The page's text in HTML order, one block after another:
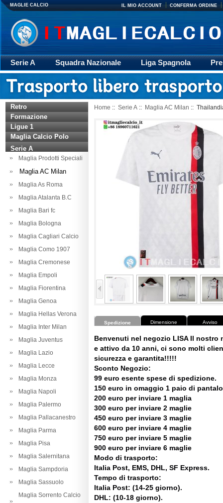
MAGLIE CALCIO IL MIO ACCOUNT CONFERMA ORDINE
Serie A Squadra Nazionale Liga Spagnola
Giacca
Rugby trasporto Retro
Retro
Formazione
Ligue 1
Maglia Calcio Polo
Serie A
Maglia Prodotti Speciali
Maglia AC Milan
Maglia As Roma
Maglia Atalanta B.C
Maglia Bari fc
Maglia Bologna
Maglia Cagliari Calcio
Maglia Como 1907
Maglia Cremonese
Maglia Empoli
Maglia Fiorentina
Maglia Genoa
Maglia Hellas Verona
Maglia Inter Milan
Maglia Juventus
Maglia Lazio
Maglia Lecce
Maglia Monza
Maglia Napoli
Maglia Palermo
Maglia Pallacanestro
Maglia Parma
Maglia Pisa
Maglia Salernitana
Maglia Sampdoria
Maglia Sassuolo
Maglia Sorrento Calcio
Home :: Serie A :: Maglia AC Milan ::
Spedizione Dimensione Avviso
Benvenuti nel negozio LISA Il nostro
e attivo da 10 anni, ci sono molti
sicurezza e garantita!!!!!
Sconto Negozio:
99 euro esente spese di spedizione.
150 euro in omaggio 1 paio di
200 euro per inviare 1 maglia
300 euro per inviare 2 maglie
450 euro per inviare 3 maglie
600 euro per inviare 4 maglie
750 euro per inviare 5 maglie
900 euro per inviare 6 maglie
Modo di trasporto:
Italia Post, EMS, DHL, SF Express.
Tempo di trasporto:
Italia Post: (14-25 giorno).
DHL: (10-18 giorno).